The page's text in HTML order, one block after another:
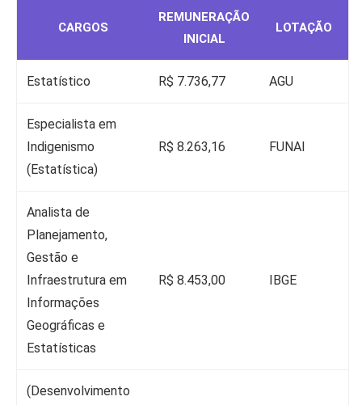
CARGOS
REMUNERAÇÃO
INICIAL
LOTAÇÃO
Estatístico R$ 7.736,77 AGU
Especialista em
Indigenismo
(Estatística)
R$ 8.263,16 FUNAI
Analista de
Planejamento,
Gestão e
Infraestrutura em
Informações
Geográficas e
Estatísticas
R$ 8.453,00 IBGE
(Desenvolvimento